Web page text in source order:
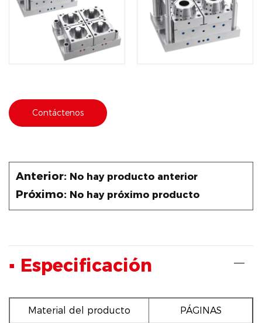
optimizan la eficiencia de la producción y
mantienen estándares de calidad
excepcionales. El molde de vaso de plástico
desechable para PP es una herramienta
plástico, dedicada a la fabricación de cajas y
recipientes de plástico a base de PP. tapas
Contáctenos
Anterior: No hay producto anterior
Próximo: No hay próximo producto
▪ Especificación
Material del producto PÁGINAS